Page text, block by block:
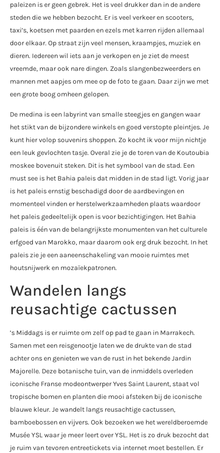
paleizen is er geen gebrek. Het is veel drukker dan in de andere
steden die we hebben bezocht. Er is veel verkeer en scooters,
taxi’s, koetsen met paarden en ezels met karren rijden allemaal
door elkaar. Op straat zijn veel mensen, kraampjes, muziek en
dieren. Iedereen wil iets aan je verkopen en je ziet de meest
vreemde, maar ook nare dingen. Zoals slangenbezweerders en
mannen met aapjes om mee op de foto te gaan. Daar zijn we met
een grote boog omheen gelopen.
De medina is een labyrint van smalle steegjes en gangen waar
het stikt van de bijzondere winkels en goed verstopte pleintjes. Je
kunt hier volop souvenirs shoppen. Zo kocht ik voor mijn nichtje
een leuk gevlochten tasje. Overal zie je de toren van de Koutoubia
moskee bovenuit steken. Dit is het symbool van de stad. Een
must see is het Bahia paleis dat midden in de stad ligt. Vorig jaar
is het paleis ernstig beschadigd door de aardbevingen en
momenteel vinden er herstelwerkzaamheden plaats waardoor
het paleis gedeeltelijk open is voor bezichtigingen. Het Bahia
paleis is één van de belangrijkste monumenten van het culturele
erfgoed van Marokko, maar daarom ook erg druk bezocht. In het
paleis zie je een aaneenschakeling van mooie ruimtes met
houtsnijwerk en mozaïekpatronen.
Wandelen langs
reusachtige cactussen
’s Middags is er ruimte om zelf op pad te gaan in Marrakech.
Samen met een reisgenootje laten we de drukte van de stad
achter ons en genieten we van de rust in het bekende Jardin
Majorelle. Deze botanische tuin, van de inmiddels overleden
iconische Franse modeontwerper Yves Saint Laurent, staat vol
tropische bomen en planten die mooi afsteken bij de iconische
blauwe kleur. Je wandelt langs reusachtige cactussen,
bamboebossen en vijvers. Ook bezoeken we het wereldberoemde
Musée YSL waar je meer leert over YSL. Het is zo druk bezocht dat
je ruim van tevoren entreetickets via internet moet bestellen. Er